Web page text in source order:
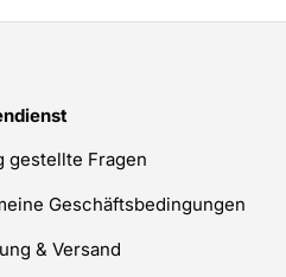
gestellte Fragen
Geschäftsbedingungen
& Versand